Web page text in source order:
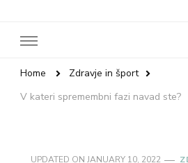
Home
Zdravje in šport
V kateri spremembni fazi navad ste?
UPDATED ON JANUARY 10, 2022